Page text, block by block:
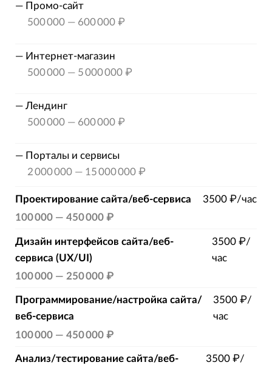
— Промо-сайт
500 000— 600 000 ₽
— Интернет-магазин
500 000— 5 000 000 ₽
— Лендинг
500 000— 600 000 ₽
— Порталы и сервисы
2 000 000— 15 000 000 ₽
Проектирование сайта/веб-сервиса
3500 ₽/час
100 000— 450 000 ₽
Дизайн интерфейсов сайта/веб-
сервиса (UX/UI)
3500 ₽/
час
100 000— 250 000 ₽
Программирование/настройка сайта/
веб-сервиса
3500 ₽/
час
100 000— 450 000 ₽
Анализ/тестирование сайта/веб-
3500 ₽/